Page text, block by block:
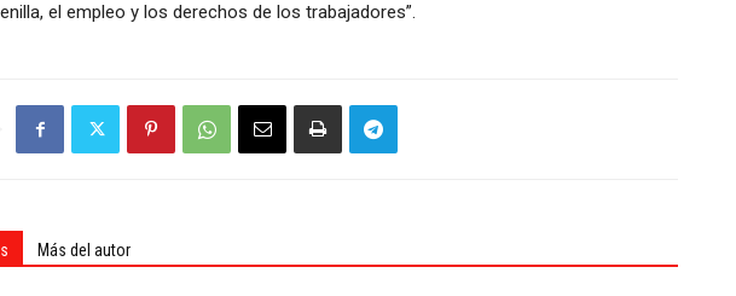
el empleo y los derechos de los trabajadores”.
Más del autor